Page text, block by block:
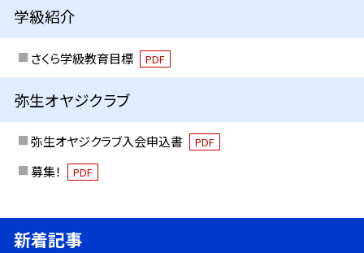
学級紹介
さくら学級教育目標 PDF
弥生オヤジクラブ
弥生オヤジクラブ入会申込書 PDF
募集！ PDF
新着記事